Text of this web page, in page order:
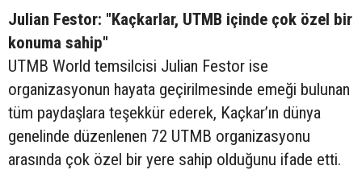
Julian Festor: "Kaçkarlar, UTMB içinde çok özel bir
konuma sahip"
UTMB World temsilcisi Julian Festor ise
organizasyonun hayata geçirilmesinde emeği bulunan
tüm paydaşlara teşekkür ederek, Kaçkar’ın dünya
genelinde düzenlenen 72 UTMB organizasyonu
arasında çok özel bir yere sahip olduğunu ifade etti.